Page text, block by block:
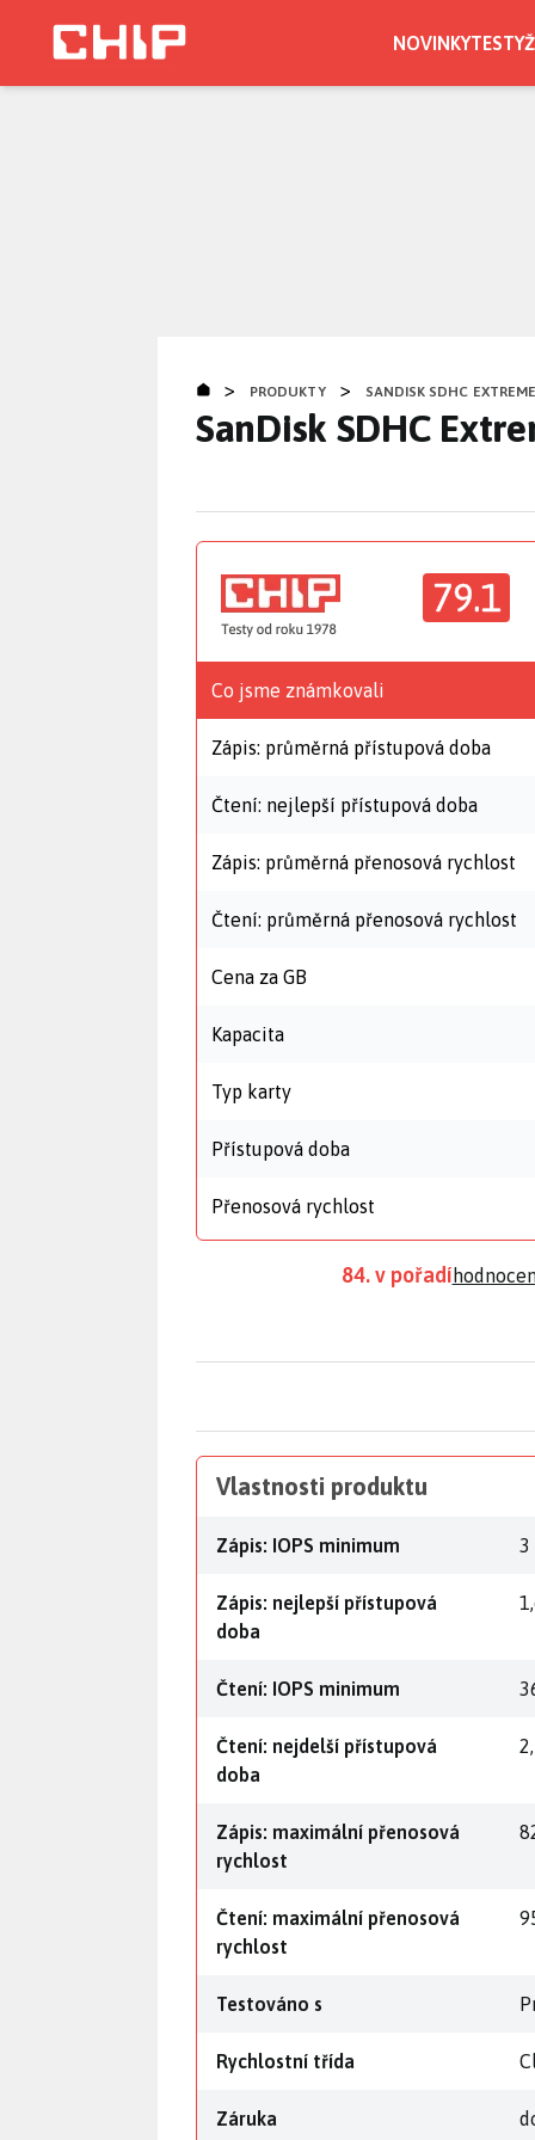
NOVINKYTESTY
> PRODUKTY > SANDISK SDHC
SanDisk SDHC
79.1
Co jsme známkovali
Zápis: průměrná přístupová doba
Čtení: nejlepší přístupová doba
Zápis: průměrná přenosová rychlost
Čtení: průměrná přenosová rychlost
Cena za GB
Kapacita
Typ karty
Přístupová doba
Přenosová rychlost
84. v pořadí
Vlastnosti produktu
Zápis: IOPS minimum 3
Zápis: nejlepší přístupová
doba
Čtení: IOPS minimum
Čtení: nejdelší přístupová
doba
Zápis: maximální přenosová
rychlost
Čtení: maximální přenosová
rychlost
Testováno s
Rychlostní třída
Záruka